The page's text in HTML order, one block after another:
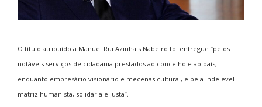
O título atribuído a Manuel Rui Azinhais Nabeiro foi entregue “pelos
notáveis serviços de cidadania prestados ao concelho e ao país,
enquanto empresário visionário e mecenas cultural, e pela indelével
matriz humanista, solidária e justa”.